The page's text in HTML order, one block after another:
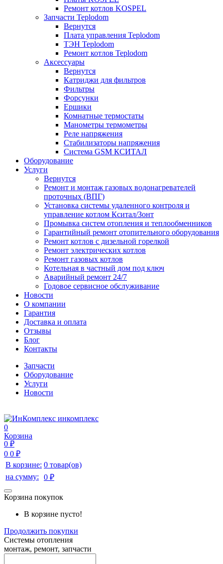
Ремонт котлов KOSPEL
Запчасти Teplodom
Вернутся
Плата управления Teplodom
ТЭН Teplodom
Ремонт котлов Teplodom
Аксессуары
Вернутся
Катриджи для фильтров
Фильтры
Форсунки
Ершики
Комнатные термостаты
Манометры термометры
Реле напряжения
Стабилизаторы напряжения
Система GSM КСИТАЛ
Оборудование
Услуги
Вернутся
Ремонт и монтаж газовых водонагревателей
проточных (ВПГ)
Установка системы удаленного контроля и
управление котлом Кситал/Зонт
Промывка систем отопления и теплообменников
Гарантийный ремонт отопительного оборудования
Ремонт котлов с дизельной горелкой
Ремонт электрических котлов
Ремонт газовых котлов
Котельная в частный дом под ключ
Аварийный ремонт 24/7
Годовое сервисное обслуживание
Новости
О компании
Гарантия
Доставка и оплата
Отзывы
Блог
Контакты
Запчасти
Оборудование
Услуги
Новости
инкомплекс
0
Корзина
0 ₽
0 0 ₽
В корзине: 0 товар(ов)
на сумму:
0 ₽
Корзина покупок
В корзине пусто!
Продолжить покупки
Системы отопления
монтаж, ремонт, запчасти